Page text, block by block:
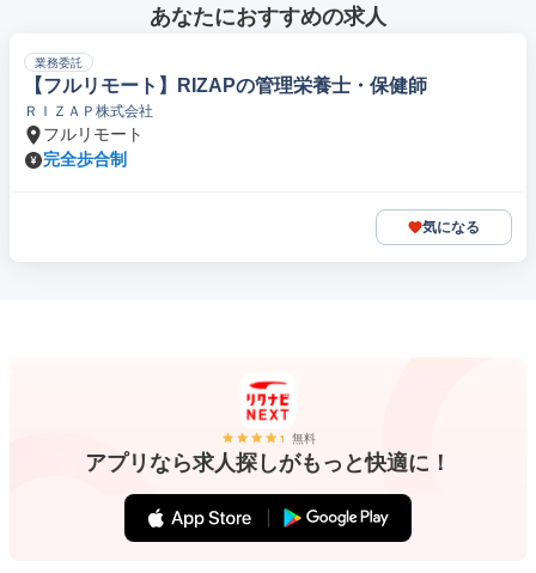
あなたにおすすめの求人
業務委託
【フルリモート】RIZAPの管理栄養士・保健師
ＲＩＺＡＰ株式会社
フルリモート
完全歩合制
気になる
無料
アプリなら求人探しがもっと快適に！